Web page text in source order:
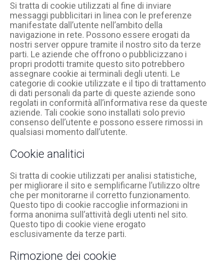
Si tratta di cookie utilizzati al fine di inviare
messaggi pubblicitari in linea con le preferenze
manifestate dall’utente nell’ambito della
navigazione in rete. Possono essere erogati da
nostri server oppure tramite il nostro sito da terze
parti. Le aziende che offrono o pubblicizzano i
propri prodotti tramite questo sito potrebbero
assegnare cookie ai terminali degli utenti. Le
categorie di cookie utilizzate e il tipo di trattamento
di dati personali da parte di queste aziende sono
regolati in conformità all’informativa rese da queste
aziende. Tali cookie sono installati solo previo
consenso dell’utente e possono essere rimossi in
qualsiasi momento dall’utente.
Cookie analitici
Si tratta di cookie utilizzati per analisi statistiche,
per migliorare il sito e semplificarne l’utilizzo oltre
che per monitorarne il corretto funzionamento.
Questo tipo di cookie raccoglie informazioni in
forma anonima sull’attività degli utenti nel sito.
Questo tipo di cookie viene erogato
esclusivamente da terze parti.
Rimozione dei cookie